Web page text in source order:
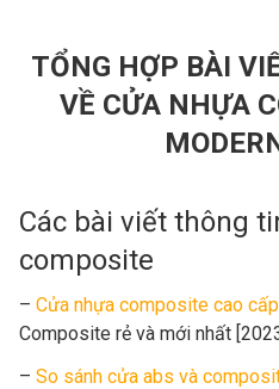
TỔNG HỢP BÀI
VỀ CỬA NHỰA
Các bài viết thông
composite
– Cửa nhựa composite cao cấp
Composite rẻ và mới nhất
– So sánh cửa abs và